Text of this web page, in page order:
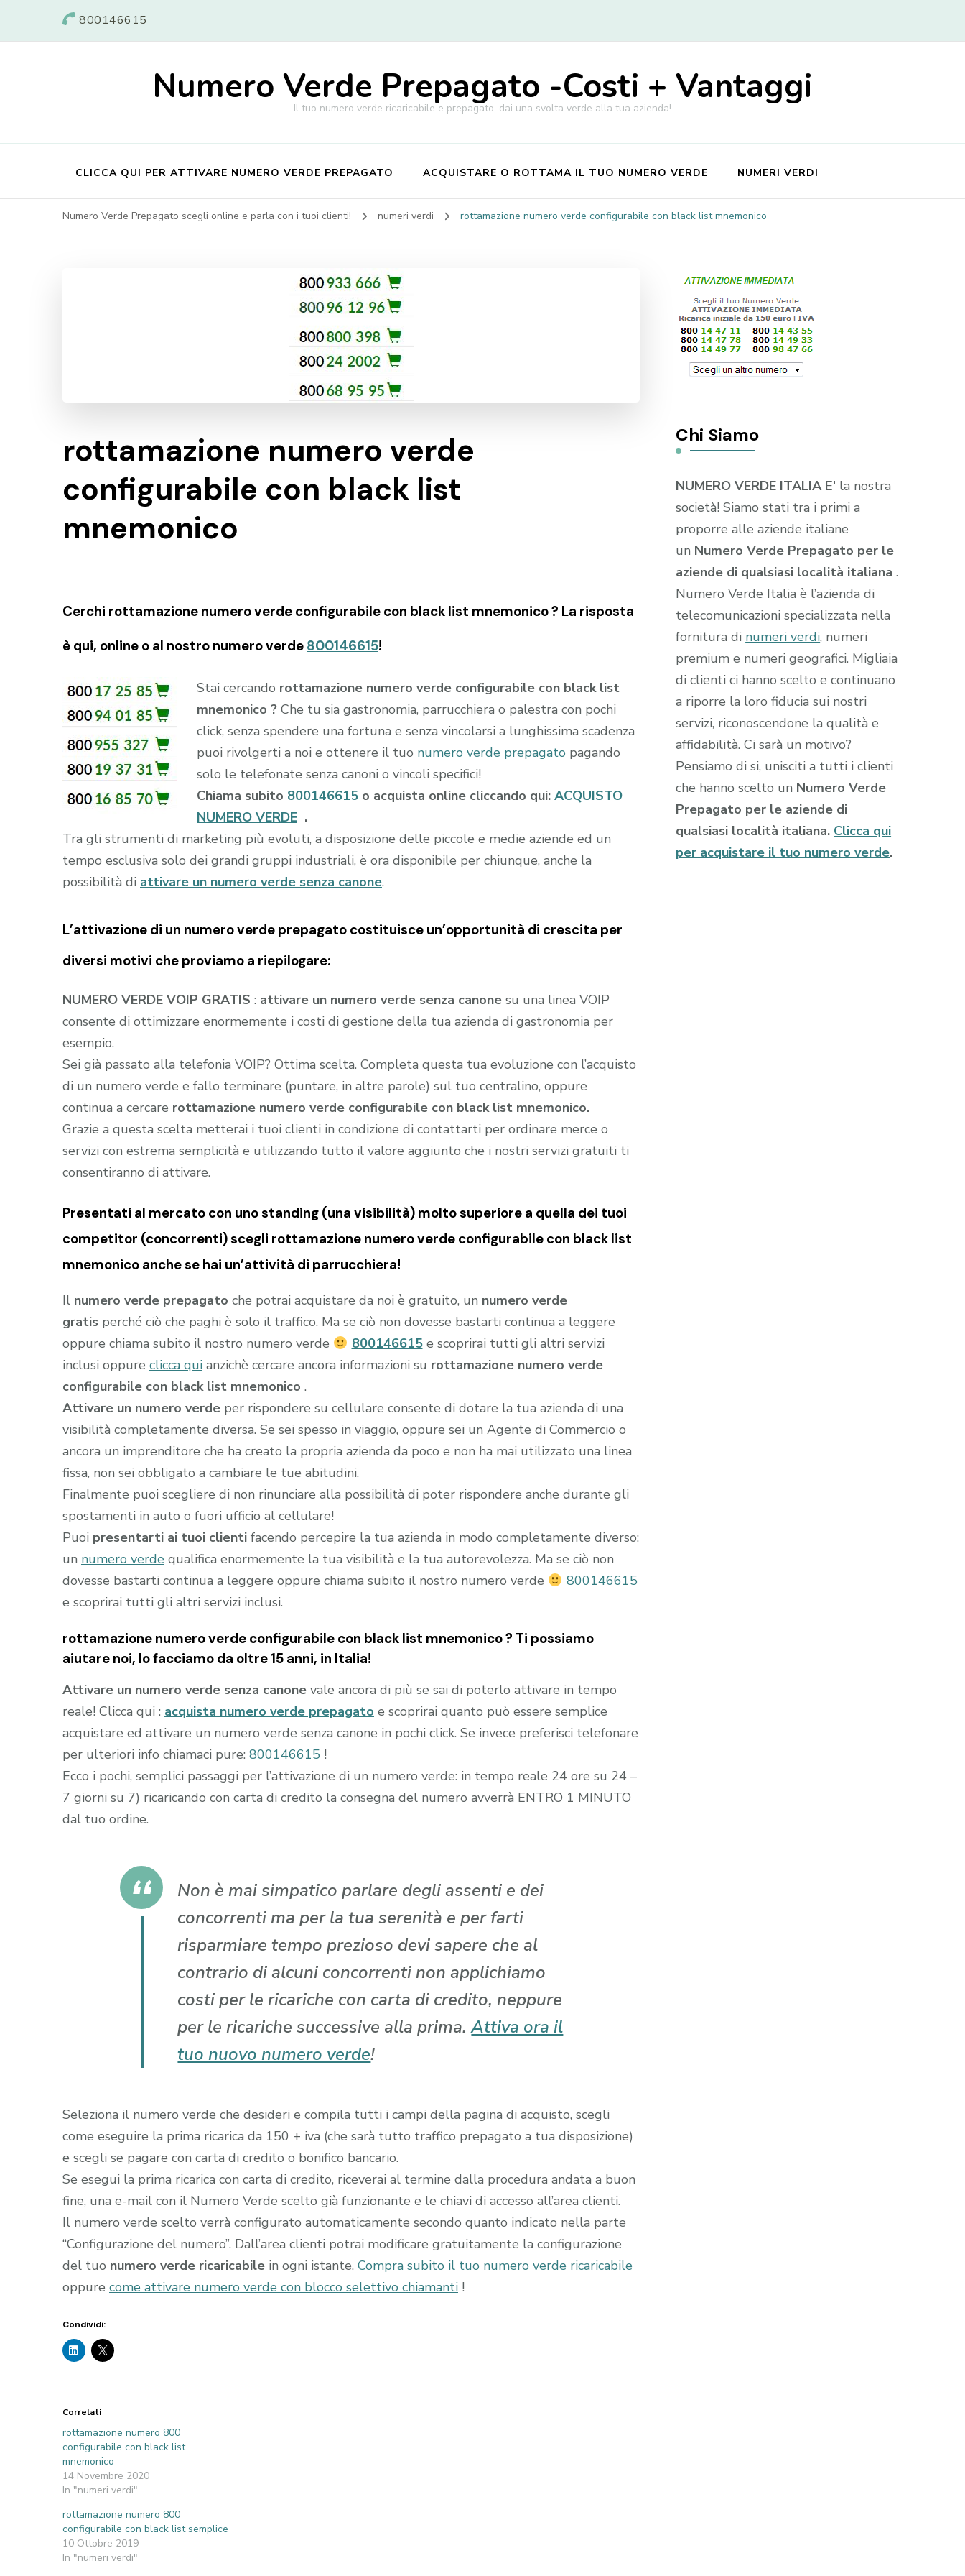
800146615
Numero Verde Prepagato -Costi + Vantaggi
Il tuo numero verde ricaricabile e prepagato, dai una svolta verde alla tua azienda!
CLICCA QUI PER ATTIVARE NUMERO VERDE PREPAGATO ACQUISTARE O ROTTAMA IL TUO NUMERO VERDE NUMERI VERDI
Numero Verde Prepagato scegli online e parla con i tuoi clienti! numeri verdi rottamazione numero verde configurabile con black list mnemonico
rottamazione numero verde
configurabile con black list
mnemonico
Cerchi rottamazione numero verde configurabile con black list mnemonico ? La risposta
è qui, online o al nostro numero verde 800146615!
Stai cercando rottamazione numero verde configurabile con black list
mnemonico ? Che tu sia gastronomia, parrucchiera o palestra con pochi
click, senza spendere una fortuna e senza vincolarsi a lunghissima scadenza
puoi rivolgerti a noi e ottenere il tuo numero verde prepagato pagando
solo le telefonate senza canoni o vincoli specifici!
Chiama subito 800146615 o acquista online cliccando qui: ACQUISTO
NUMERO VERDE .
Tra gli strumenti di marketing più evoluti, a disposizione delle piccole e medie aziende ed un
tempo esclusiva solo dei grandi gruppi industriali, è ora disponibile per chiunque, anche la
possibilità di attivare un numero verde senza canone.
L’attivazione di un numero verde prepagato costituisce un’opportunità di crescita per
diversi motivi che proviamo a riepilogare:
NUMERO VERDE VOIP GRATIS : attivare un numero verde senza canone su una linea VOIP
consente di ottimizzare enormemente i costi di gestione della tua azienda di gastronomia per
esempio.
Sei già passato alla telefonia VOIP? Ottima scelta. Completa questa tua evoluzione con l’acquisto
di un numero verde e fallo terminare (puntare, in altre parole) sul tuo centralino, oppure
continua a cercare rottamazione numero verde configurabile con black list mnemonico.
Grazie a questa scelta metterai i tuoi clienti in condizione di contattarti per ordinare merce o
servizi con estrema semplicità e utilizzando tutto il valore aggiunto che i nostri servizi gratuiti ti
consentiranno di attivare.
Presentati al mercato con uno standing (una visibilità) molto superiore a quella dei tuoi
competitor (concorrenti) scegli rottamazione numero verde configurabile con black list
mnemonico anche se hai un’attività di parrucchiera!
Il numero verde prepagato che potrai acquistare da noi è gratuito, un numero verde
gratis perché ciò che paghi è solo il traffico. Ma se ciò non dovesse bastarti continua a leggere
oppure chiama subito il nostro numero verde
800146615e scoprirai tutti gli altri servizi
inclusi oppure clicca qui anzichè cercare ancora informazioni su rottamazione numero verde
configurabile con black list mnemonico .
Attivare un numero verde per rispondere su cellulare consente di dotare la tua azienda di una
visibilità completamente diversa. Se sei spesso in viaggio, oppure sei un Agente di Commercio o
ancora un imprenditore che ha creato la propria azienda da poco e non ha mai utilizzato una linea
fissa, non sei obbligato a cambiare le tue abitudini.
Finalmente puoi scegliere di non rinunciare alla possibilità di poter rispondere anche durante gli
spostamenti in auto o fuori ufficio al cellulare!
Puoi presentarti ai tuoi clienti facendo percepire la tua azienda in modo completamente diverso:
un numero verde qualifica enormemente la tua visibilità e la tua autorevolezza. Ma se ciò non
dovesse bastarti continua a leggere oppure chiama subito il nostro numero verde
800146615
e scoprirai tutti gli altri servizi inclusi.
rottamazione numero verde configurabile con black list mnemonico ? Ti possiamo
aiutare noi, lo facciamo da oltre 15 anni, in Italia!
Attivare un numero verde senza canone vale ancora di più se sai di poterlo attivare in tempo
reale! Clicca qui : acquista numero verde prepagato e scoprirai quanto può essere semplice
acquistare ed attivare un numero verde senza canone in pochi click. Se invece preferisci telefonare
per ulteriori info chiamaci pure: 800146615 !
Ecco i pochi, semplici passaggi per l’attivazione di un numero verde: in tempo reale 24 ore su 24 –
7 giorni su 7) ricaricando con carta di credito la consegna del numero avverrà ENTRO 1 MINUTO
dal tuo ordine.
Non è mai simpatico parlare degli assenti e dei
concorrenti ma per la tua serenità e per farti
risparmiare tempo prezioso devi sapere che al
contrario di alcuni concorrenti non applichiamo
costi per le ricariche con carta di credito, neppure
per le ricariche successive alla prima.Attiva ora il
tuo nuovo numero verde!
Seleziona il numero verde che desideri e compila tutti i campi della pagina di acquisto, scegli
come eseguire la prima ricarica da 150 + iva (che sarà tutto traffico prepagato a tua disposizione)
e scegli se pagare con carta di credito o bonifico bancario.
Se esegui la prima ricarica con carta di credito, riceverai al termine dalla procedura andata a buon
fine, una e-mail con il Numero Verde scelto già funzionante e le chiavi di accesso all’area clienti.
Il numero verde scelto verrà configurato automaticamente secondo quanto indicato nella parte
“Configurazione del numero”. Dall’area clienti potrai modificare gratuitamente la configurazione
del tuo numero verde ricaricabile in ogni istante. Compra subito il tuo numero verde ricaricabile
oppure come attivare numero verde con blocco selettivo chiamanti !
Condividi:
Correlati
rottamazione numero 800
configurabile con black list
mnemonico
14 Novembre 2020
In "numeri verdi"
rottamazione numero 800
configurabile con black list semplice
10 Ottobre 2019
In "numeri verdi"
Chi Siamo
NUMERO VERDE ITALIAE' la nostra
società! Siamo stati tra i primi a
proporre alle aziende italiane
un Numero Verde Prepagato per le
aziende di qualsiasi località italiana.
Numero Verde Italia è l’azienda di
telecomunicazioni specializzata nella
fornitura di numeri verdi, numeri
premium e numeri geografici. Migliaia
di clienti ci hanno scelto e continuano
a riporre la loro fiducia sui nostri
servizi, riconoscendone la qualità e
affidabilità. Ci sarà un motivo?
Pensiamo di si, unisciti a tutti i clienti
che hanno scelto un Numero Verde
Prepagato per le aziende di
qualsiasi località italiana. Clicca qui
per acquistare il tuo numero verde.